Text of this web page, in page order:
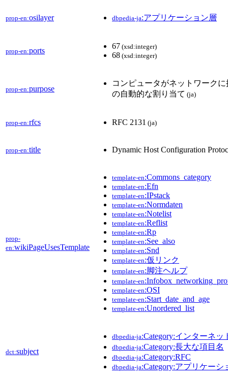
prop-en:osilayer dbpedia-ja:アプリケーション層
prop-en:ports
67 (xsd:integer)
68 (xsd:integer)
prop-en:purpose
コンピュータがネットワーク
の自動的な割り当て (ja)
prop-en:rfcs RFC 2131 (ja)
prop-en:title Dynamic Host Configuration
prop-
en:wikiPageUsesTemplate
template-en:Commons_category
template-en:Efn
template-en:IPstack
template-en:Normdaten
template-en:Notelist
template-en:Reflist
template-en:Rp
template-en:See_also
template-en:Snd
template-en:仮リンク
template-en:脚注ヘルプ
template-en
template-en:OSI
template-en:Start_date_and_age
template-en:Unordered_list
dct:subject
dbpedia-ja:Category:インターネッ
dbpedia-ja:Category:長大な項目名
dbpedia-ja:Category:RFC
dbpedia-ja:Category:アプリケー